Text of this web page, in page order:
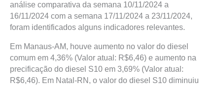
análise comparativa da semana 10/11/2024 a
16/11/2024 com a semana 17/11/2024 a 23/11/2024,
foram identificados alguns indicadores relevantes.
Em Manaus-AM, houve aumento no valor do diesel
comum em 4,36% (Valor atual: R$6,46) e aumento na
precificação do diesel S10 em 3,69% (Valor atual:
R$6,46). Em Natal-RN, o valor do diesel S10 diminuiu